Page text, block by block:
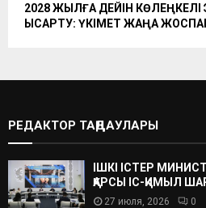
2028 ЖЫЛҒА ДЕЙІН
ҚЫСҚАРТУ: ҮКІМЕТ ЖАҢА
РЕДАКТОР ТАҢДАУЛАРЫ
ІШКІ ІСТЕР
ҚАРСЫ ІС-ҚИМЫЛ
27 июля, 2026 0